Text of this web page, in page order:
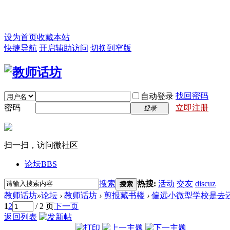
设为首页收藏本站
快捷导航 开启辅助访问 切换到窄版
自动登录 找回密码
密码
登录 立即注册
扫一扫，访问微社区
论坛BBS
搜索 搜索 热搜: 活动 交友 discuz
教师话坊»论坛 › 教师话坊 › 剪报藏书楼 › 偏远小微型学校是去
12 / 2 页下一页
返回列表